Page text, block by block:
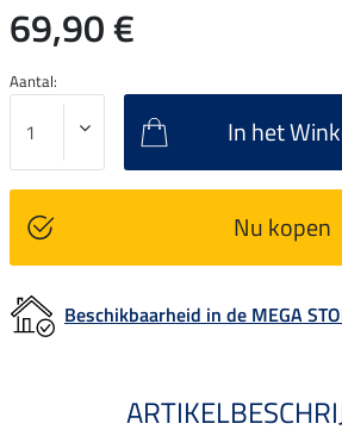
69,90 €
Aantal:
In het
Nu kopen
Beschikbaarheid in de MEGA